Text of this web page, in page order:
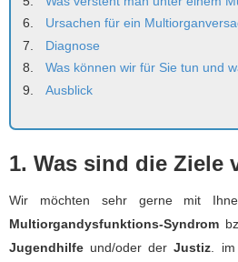
Ursachen für ein
Diagnose
Was können wir für Sie tun und
Ausblick
1. Was sind die Ziele
Wir möchten sehr gerne mit
Multiorgandysfunktions-Syndrom
Jugendhilfe und/oder derJustiz .